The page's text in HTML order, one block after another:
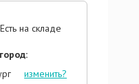
Есть на складе
изменить?